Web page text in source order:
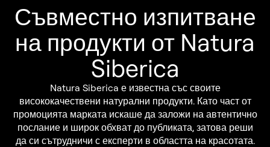
Съвместно изпитване
на продукти от Natura
Siberica
Natura Siberica е известна със своите
висококачествени натурални продукти. Като част от
промоцията марката искаше да заложи на автентично
послание и широк обхват до публиката, затова реши
да си сътрудничи с експерти в областта на красотата.